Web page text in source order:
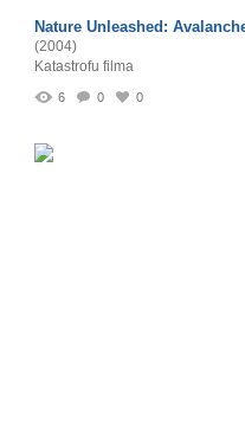
Nature Unleashed:
(2004)
Katastrofu filma
6 0 0